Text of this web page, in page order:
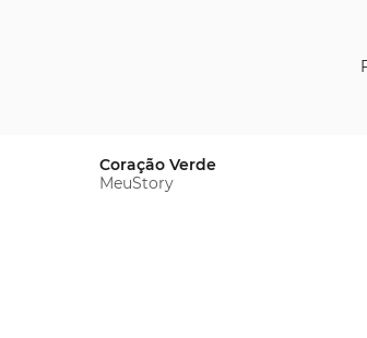
Coração Verde
MeuStory